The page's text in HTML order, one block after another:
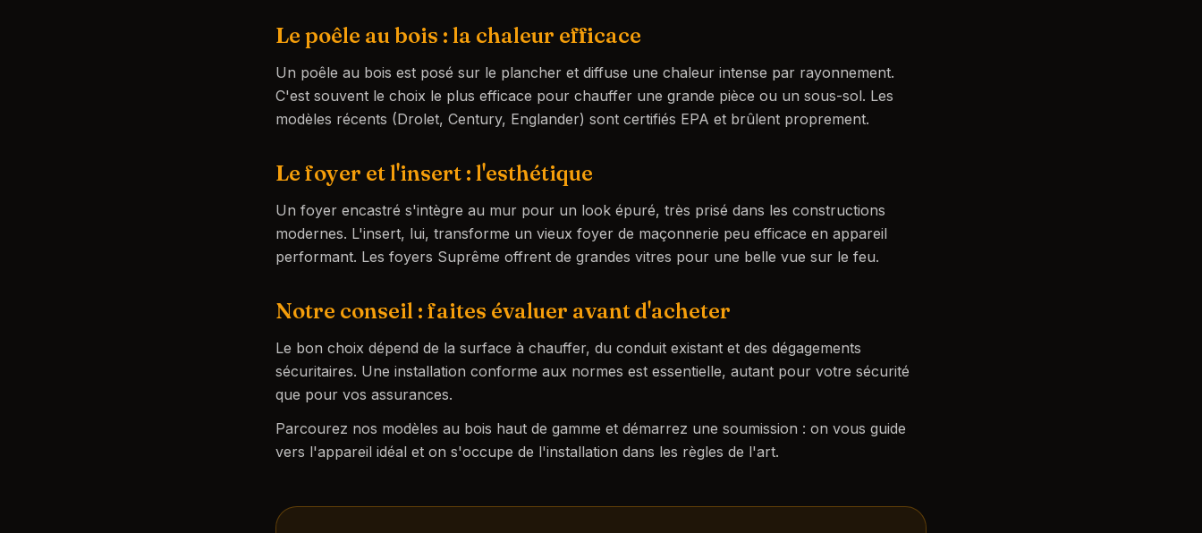
Le poêle au bois : la chaleur efficace
Un poêle au bois est posé sur le plancher et diffuse une chaleur intense par rayonnement.
C'est souvent le choix le plus efficace pour chauffer une grande pièce ou un sous-sol. Les
modèles récents (Drolet, Century, Englander) sont certifiés EPA et brûlent proprement.
Le foyer et l'insert : l'esthétique
Un foyer encastré s'intègre au mur pour un look épuré, très prisé dans les constructions
modernes. L'insert, lui, transforme un vieux foyer de maçonnerie peu efficace en appareil
performant. Les foyers Suprême offrent de grandes vitres pour une belle vue sur le feu.
Notre conseil : faites évaluer avant d'acheter
Le bon choix dépend de la surface à chauffer, du conduit existant et des dégagements
sécuritaires. Une installation conforme aux normes est essentielle, autant pour votre sécurité
que pour vos assurances.
Parcourez nos modèles au bois haut de gamme et démarrez une soumission : on vous guide
vers l'appareil idéal et on s'occupe de l'installation dans les règles de l'art.